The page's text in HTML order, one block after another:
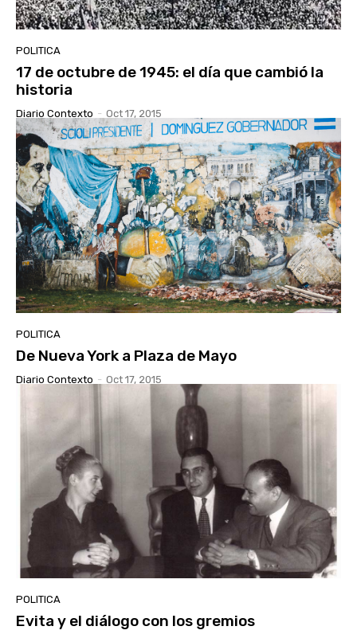
POLITICA
17 de octubre de 1945: el día que cambió la
historia
Diario Contexto - Oct 17, 2015
POLITICA
De Nueva York a Plaza de Mayo
Diario Contexto - Oct 17, 2015
POLITICA
Evita y el diálogo con los gremios